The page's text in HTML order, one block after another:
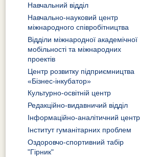
Навчальний відділ
Навчально-науковий центр
міжнародного співробітництва
Відділи міжнародної академічної
мобільності та міжнародних
проектів
Центр розвитку підприємництва
«Бізнес-інкубатор»
Культурно-освітній центр
Редакційно-видавничий відділ
Інформаційно-аналітичний центр
Інститут гуманітарних проблем
Оздоровчо-спортивний табір
"Гірник"